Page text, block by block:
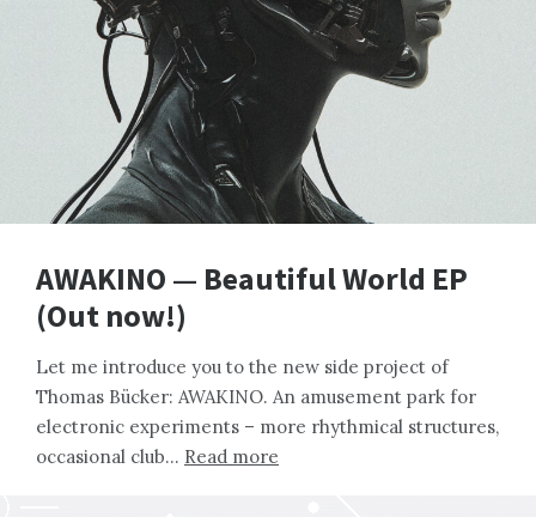
AWAKINO — Beautiful World EP
(Out now!)
Let me introduce you to the new side project of
Thomas Bücker: AWAKINO. An amusement park for
electronic experiments – more rhythmical structures,
occasional club… Read more